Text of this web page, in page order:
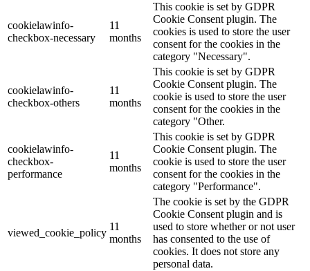
cookielawinfo-
checkbox-necessary
11
months
This cookie is set by GDPR
Cookie Consent plugin. The
cookies is used to store the user
consent for the cookies in the
category "Necessary".
cookielawinfo-
checkbox-others
11
months
This cookie is set by GDPR
Cookie Consent plugin. The
cookie is used to store the user
consent for the cookies in the
category "Other.
cookielawinfo-
checkbox-
performance
11
months
This cookie is set by GDPR
Cookie Consent plugin. The
cookie is used to store the user
consent for the cookies in the
category "Performance".
viewed_cookie_policy
11
months
The cookie is set by the GDPR
Cookie Consent plugin and is
used to store whether or not user
has consented to the use of
cookies. It does not store any
personal data.